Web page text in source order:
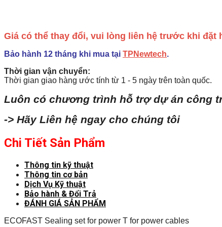
Giá có thể thay đổi, vui lòng liên hệ trước khi đặt
Bảo hành 12 tháng khi mua tại TPNewtech.
Thời gian vận chuyển:
Thời gian giao hàng ước tính từ 1 - 5 ngày trên toàn quốc.
Luôn có chương trình hỗ trợ dự án công
-> Hãy Liên hệ ngay cho chúng tôi
Chi Tiết Sản Phẩm
Thông tin kỹ thuật
Thông tin cơ bản
Dịch Vụ Kỹ thuật
Bảo hành & Đổi Trả
ĐÁNH GIÁ SẢN PHẨM
ECOFAST Sealing set for power T for power cables